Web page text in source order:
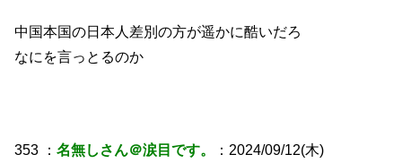
中国本国の日本人差別の方が遥かに酷いだろ
なにを言っとるのか
353 ：名無しさん＠涙目です。
：2024/09/12(木)